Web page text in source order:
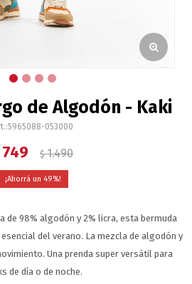
de Algodón - Kaki
5965088-053000
749 $ 1.490
49
de 98% algodón y 2% licra, esta bermuda
del verano. La mezcla de algodón y
Una prenda super versátil para
de día o de noche.